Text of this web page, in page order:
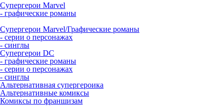
Супергерои Marvel
- графические романы
Супергерои Marvel/Графические романы
- серии о персонажах
- синглы
Супергерои DC
- графические романы
- серии о персонажах
- синглы
Альтернативная супергероика
Альтернативные комиксы
Комиксы по франшизам